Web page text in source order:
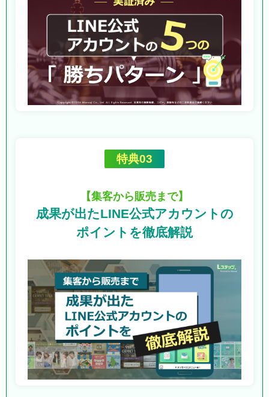
特典03
【集客から販売まで】
成果が出たLINE公式アカウントの
ポイントを徹底解説